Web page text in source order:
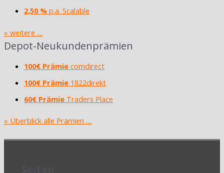
2,50 % p.a. Scalable
» weitere ....
Depot-Neukundenprämien
100€ Prämie comdirect
100€ Prämie 1822direkt
60€ Prämie Traders Place
» Überblick alle Prämien ....